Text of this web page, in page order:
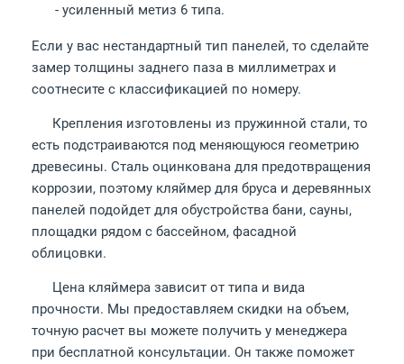
- усиленный метиз 6 типа.
Если у вас нестандартный тип панелей, то сделайте
замер толщины заднего паза в миллиметрах и
соотнесите с классификацией по номеру.
Крепления изготовлены из пружинной стали, то
есть подстраиваются под меняющуюся геометрию
древесины. Сталь оцинкована для предотвращения
коррозии, поэтому кляймер для бруса и деревянных
панелей подойдет для обустройства бани, сауны,
площадки рядом с бассейном, фасадной
облицовки.
Цена кляймера зависит от типа и вида
прочности. Мы предоставляем скидки на объем,
точную расчет вы можете получить у менеджера
при бесплатной консультации. Он также поможет